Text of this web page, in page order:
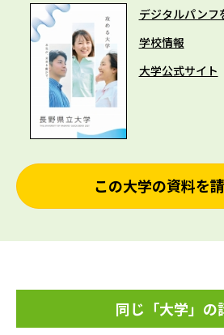
デジタルパンフ
学校情報
大学公式サイト
この大学の資料を
同じ「大学」の